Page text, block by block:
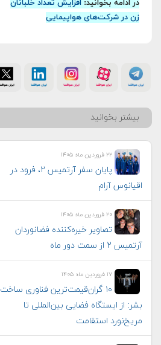
در ادامه بخوانید: افزایش تعداد خلبانان
زن در شرکت‌های هواپیمایی
بیشتر بخوانید
۲۲ فروردین ماه ۱۴۰۵
پایان سفر آرتمیس ۲، فرود در
اقیانوس آرام
۲۰ فروردین ماه ۱۴۰۵
تصاویر خیره‌کننده فضانوردان
آرتمیس ۲ از سمت دور ماه
۱۷ فروردین ماه ۱۴۰۵
۱۰ گران‌قیمت‌ترین فناوری‌ ساخت
بشر: از ایستگاه فضایی بین‌المللی تا
مریخ‌نورد استقامت